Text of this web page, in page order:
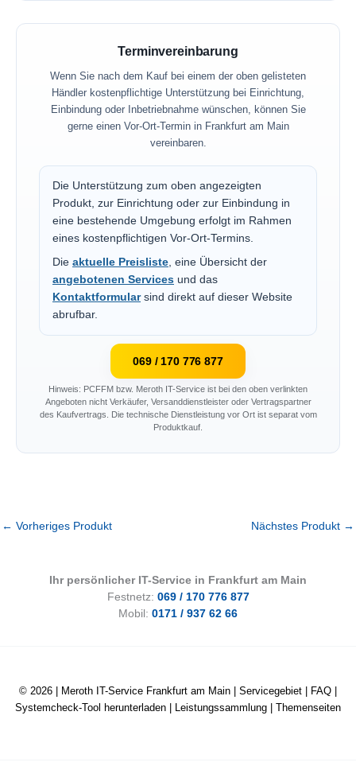
Terminvereinbarung
Wenn Sie nach dem Kauf bei einem der oben gelisteten
Händler kostenpflichtige Unterstützung bei Einrichtung,
Einbindung oder Inbetriebnahme wünschen, können Sie
gerne einen Vor-Ort-Termin in Frankfurt am Main
vereinbaren.
Die Unterstützung zum oben angezeigten
Produkt, zur Einrichtung oder zur Einbindung in
eine bestehende Umgebung erfolgt im Rahmen
eines kostenpflichtigen Vor-Ort-Termins.
Die aktuelle Preisliste, eine Übersicht der
angebotenen Services und das
Kontaktformularsind direkt auf dieser Website
abrufbar.
069 / 170 776 877
Hinweis: PCFFM bzw. Meroth IT-Service ist bei den oben verlinkten
Angeboten nicht Verkäufer, Versanddienstleister oder Vertragspartner
des Kaufvertrags. Die technische Dienstleistung vor Ort ist separat vom
Produktkauf.
← Vorheriges Produkt Nächstes Produkt →
Ihr persönlicher IT-Service in Frankfurt am Main
Festnetz: 069 / 170 776 877
Mobil: 0171 / 937 62 66
© 2026 | Meroth IT-Service Frankfurt am Main Servicegebiet FAQ
Systemcheck-Tool herunterladen
Leistungssammlung Themenseiten